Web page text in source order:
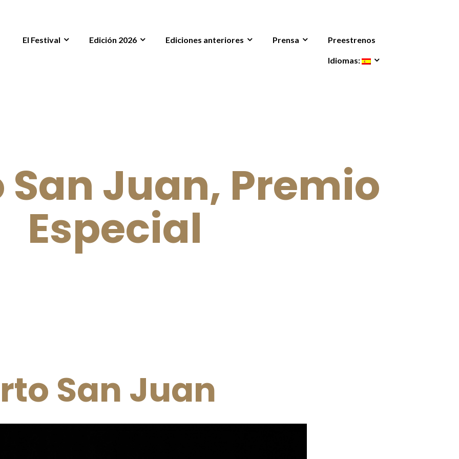
El Festival Edición 2026 Ediciones anteriores Prensa Preestrenos
Idiomas:
Juan, Premio
Especial
San Juan